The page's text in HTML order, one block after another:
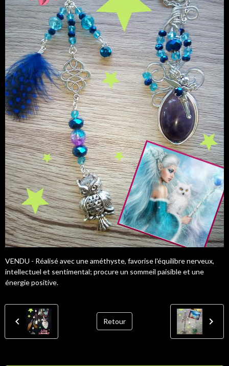
VENDU - Réalisé avec une améthyste, favorise l'équilibre nerveux,
intellectuel et sentimental; procure un sommeil paisible et une
énergie positive.
Retour